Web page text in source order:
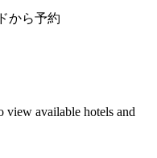
から予約
view available hotels and